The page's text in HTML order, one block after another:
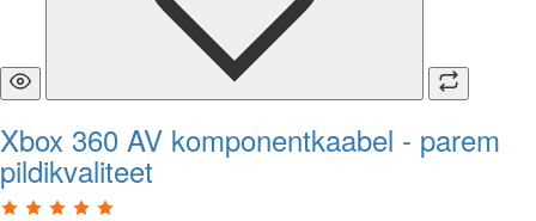
Xbox 360 AV komponentkaabel - parem
pildikvaliteet